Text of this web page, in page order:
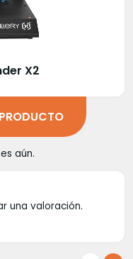
X2
aún.
una valoración.